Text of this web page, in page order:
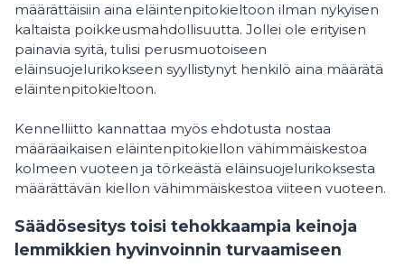
määrättäisiin aina eläintenpitokieltoon ilman nykyisen
kaltaista poikkeusmahdollisuutta. Jollei ole erityisen
painavia syitä, tulisi perusmuotoiseen
eläinsuojelurikokseen syyllistynyt henkilö aina määrätä
eläintenpitokieltoon.
Kennelliitto kannattaa myös ehdotusta nostaa
määräaikaisen eläintenpitokiellon vähimmäiskestoa
kolmeen vuoteen ja törkeästä eläinsuojelurikoksesta
määrättävän kiellon vähimmäiskestoa viiteen vuoteen.
Säädösesitys toisi tehokkaampia keinoja
lemmikkien hyvinvoinnin turvaamiseen